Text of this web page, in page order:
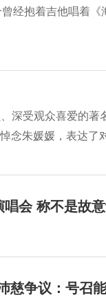
经抱着吉他唱着
深受观众喜爱的
念朱媛媛，表达了
唱会 称不是故
慈争议：号召